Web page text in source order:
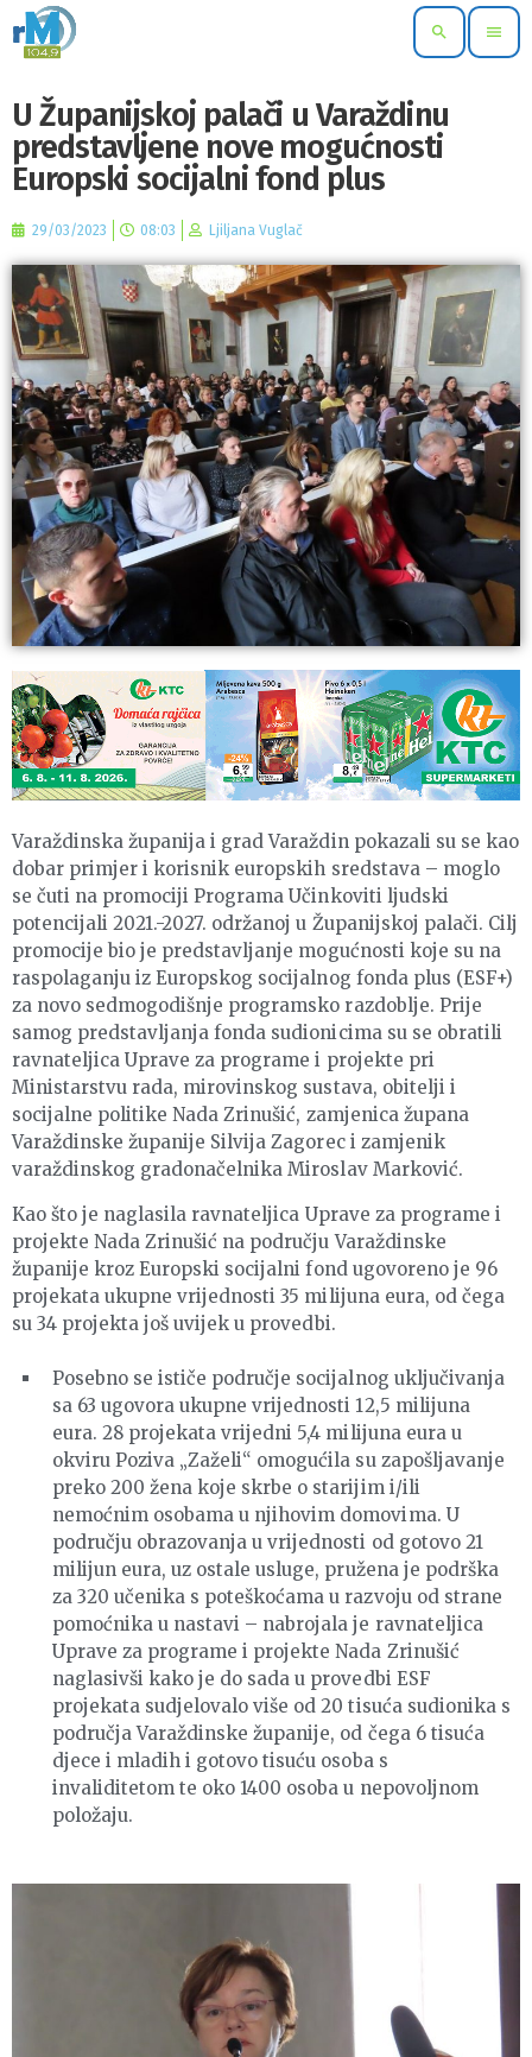
search menu
U Županijskoj palači u Varaždinu
predstavljene nove mogućnosti
Europski socijalni fond plus
29/03/2023 08:03 Ljiljana Vuglač
Varaždinska županija i grad Varaždin pokazali su se kao
dobar primjer i korisnik europskih sredstava – moglo
se čuti na promociji Programa Učinkoviti ljudski
potencijali 2021.-2027. održanoj u Županijskoj palači. Cilj
promocije bio je predstavljanje mogućnosti koje su na
raspolaganju iz Europskog socijalnog fonda plus (ESF+)
za novo sedmogodišnje programsko razdoblje. Prije
samog predstavljanja fonda sudionicima su se obratili
ravnateljica Uprave za programe i projekte pri
Ministarstvu rada, mirovinskog sustava, obitelji i
socijalne politike Nada Zrinušić, zamjenica župana
Varaždinske županije Silvija Zagorec i zamjenik
varaždinskog gradonačelnika Miroslav Marković.
Kao što je naglasila ravnateljica Uprave za programe i
projekte Nada Zrinušić na području Varaždinske
županije kroz Europski socijalni fond ugovoreno je 96
projekata ukupne vrijednosti 35 milijuna eura, od čega
su 34 projekta još uvijek u provedbi.
Posebno se ističe područje socijalnog uključivanja
sa 63 ugovora ukupne vrijednosti 12,5 milijuna
eura. 28 projekata vrijedni 5,4 milijuna eura u
okviru Poziva „Zaželi“ omogućila su zapošljavanje
preko 200 žena koje skrbe o starijim i/ili
nemoćnim osobama u njihovim domovima. U
području obrazovanja u vrijednosti od gotovo 21
milijun eura, uz ostale usluge, pružena je podrška
za 320 učenika s poteškoćama u razvoju od strane
pomoćnika u nastavi – nabrojala je ravnateljica
Uprave za programe i projekte Nada Zrinušić
naglasivši kako je do sada u provedbi ESF
projekata sudjelovalo više od 20 tisuća sudionika s
područja Varaždinske županije, od čega 6 tisuća
djece i mladih i gotovo tisuću osoba s
invaliditetom te oko 1400 osoba u nepovoljnom
položaju.